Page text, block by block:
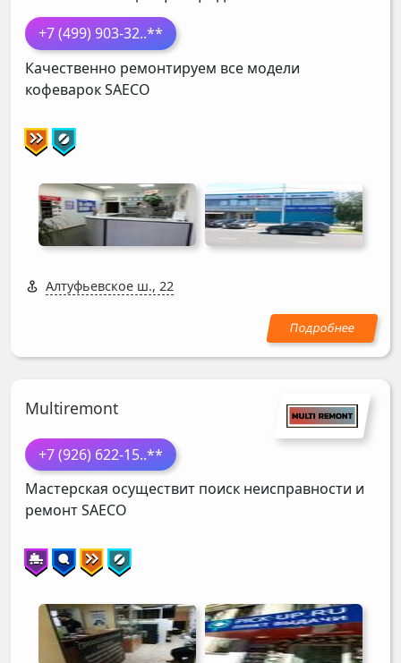
+7 (499) 903-32..**
Качественно ремонтируем все модели
кофеварокSAECO
Алтуфьевское ш., 22
Multiremont
+7 (926) 622-15..**
Мастерская осуществит поиск неисправности и
ремонтSAECO